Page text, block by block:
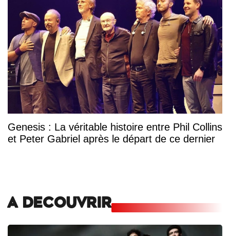
Genesis : La véritable histoire entre Phil Collins
et Peter Gabriel après le départ de ce dernier
A DECOUVRIR